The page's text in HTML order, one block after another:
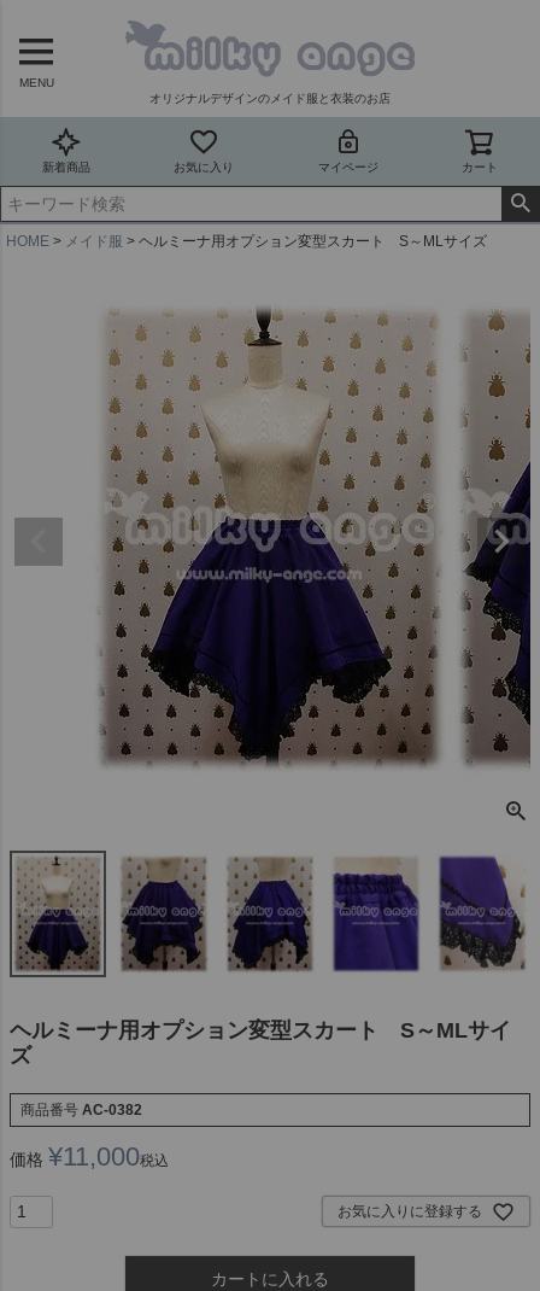
MENU
オリジナルデザインのメイド服と衣装のお店
新着商品 お気に入り マイページ カート
HOME メイド服 ヘルミーナ用オプション変型スカート S～MLサイズ
ヘルミーナ用オプション変型スカート S～MLサイ
ズ
商品番号 AC-0382
価格 ¥11,000税込
お気に入りに登録する
カートに入れる